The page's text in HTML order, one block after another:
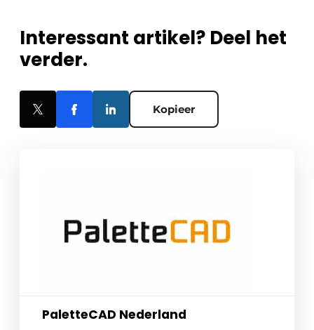
Interessant artikel? Deel het
verder.
Kopieer
PaletteCAD Nederland